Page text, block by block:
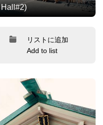
Hall#2)
リストに追加
Add to list